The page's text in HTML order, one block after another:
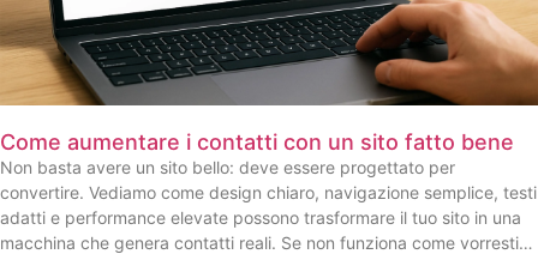
Come aumentare i contatti con un sito fatto bene
Non basta avere un sito bello: deve essere progettato per
convertire. Vediamo come design chiaro, navigazione semplice, testi
adatti e performance elevate possono trasformare il tuo sito in una
macchina che genera contatti reali. Se non funziona come vorresti…